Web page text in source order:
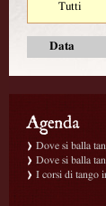
Tutti
Data
Dove si balla
Dove si balla
I corsi di tango